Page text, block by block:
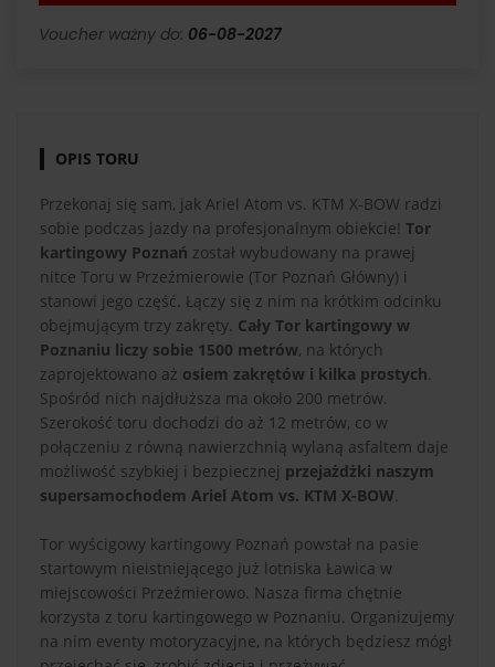
Voucher ważny do: 06-08-2027
OPIS TORU
Przekonaj się sam, jak Ariel Atom vs. KTM X-BOW radzi
sobie podczas jazdy na profesjonalnym obiekcie! Tor
kartingowy Poznań został wybudowany na prawej
nitce Toru w Przeźmierowie (Tor Poznań Główny) i
stanowi jego część. Łączy się z nim na krótkim odcinku
obejmującym trzy zakręty. Cały Tor kartingowy w
Poznaniu liczy sobie 1500 metrów, na których
zaprojektowano aż osiem zakrętów i kilka prostych.
Spośród nich najdłuższa ma około 200 metrów.
Szerokość toru dochodzi do aż 12 metrów, co w
połączeniu z równą nawierzchnią wylaną asfaltem daje
możliwość szybkiej i bezpiecznej przejażdżki naszym
supersamochodem Ariel Atom vs. KTM X-BOW.
Tor wyścigowy kartingowy Poznań powstał na pasie
startowym nieistniejącego już lotniska Ławica w
miejscowości Przeźmierowo. Nasza firma chętnie
korzysta z toru kartingowego w Poznaniu. Organizujemy
na nim eventy motoryzacyjne, na których będziesz mógł